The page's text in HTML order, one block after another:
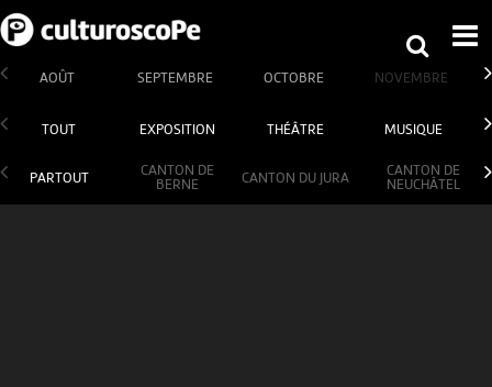
AOÛT SEPTEMBRE OCTOBRE NOVEMBRE
TOUT EXPOSITION THÉÂTRE MUSIQUE
PARTOUT
CANTON DE
BERNE
CANTON DU JURA
CANTON DE
NEUCHÂTEL